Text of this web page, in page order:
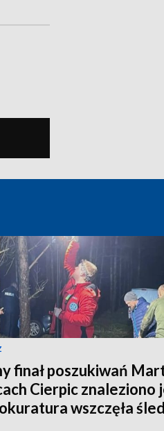
finał poszukiwań
Cierpic znaleziono
wszczęła